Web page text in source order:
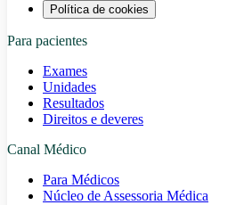
Política de cookies
Para pacientes
Exames
Unidades
Resultados
Direitos e deveres
Canal Médico
Para Médicos
Núcleo de Assessoria Médica